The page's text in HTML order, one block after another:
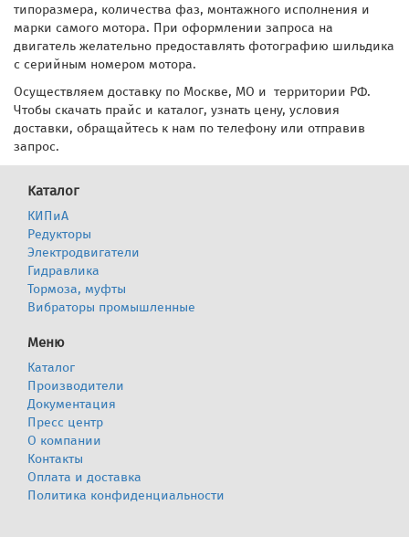
типоразмера, количества фаз, монтажного исполнения и
марки самого мотора. При оформлении запроса на
двигатель желательно предоставлять фотографию шильдика
с серийным номером мотора.
Осуществляем доставку по Москве, МО и территории РФ.
Чтобы скачать прайс и каталог, узнать цену, условия
доставки, обращайтесь к нам по телефону или отправив
запрос.
Каталог
КИПиА
Редукторы
Электродвигатели
Гидравлика
Тормоза, муфты
Вибраторы промышленные
Меню
Каталог
Производители
Документация
Пресс центр
О компании
Контакты
Оплата и доставка
Политика конфиденциальности